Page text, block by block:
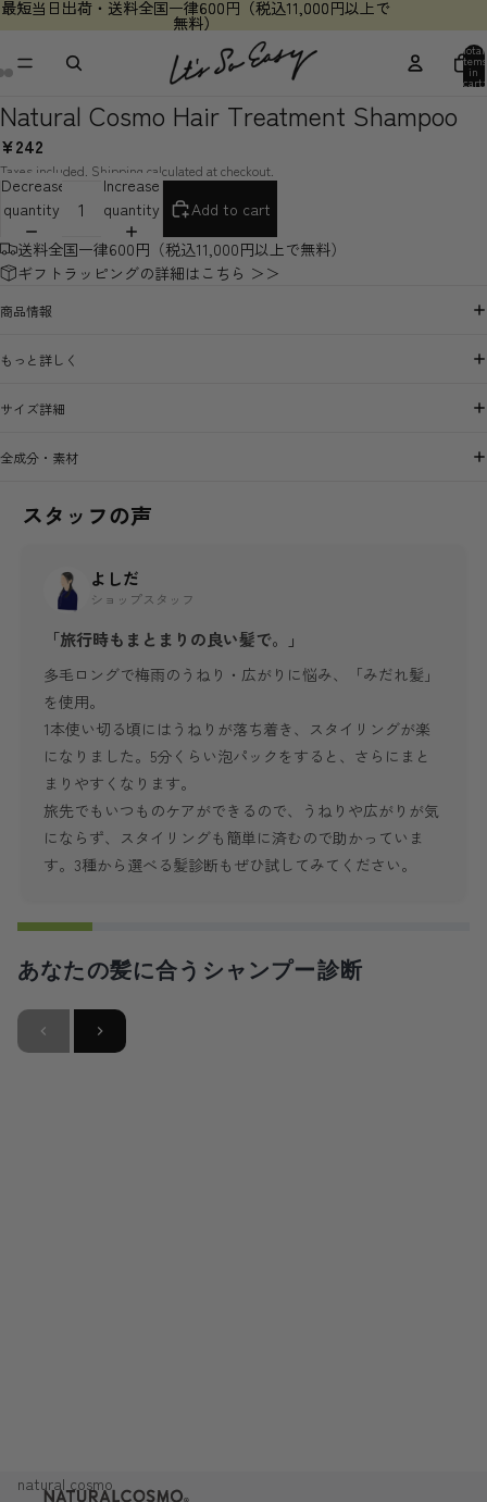
最短当日出荷・送料全国一律600円（税込11,000円以上で
無料）
最短当日出荷・送料全国一律600円（税込11,000円以上で
無料）
Total
items
in
cart:
0
Natural Cosmo Hair Treatment Shampoo
¥242
Taxes included. Shipping calculated at checkout.
Decrease
quantity
Increase
quantity
Add to cart
送料全国一律600円（税込11,000円以上で無料）
ギフトラッピングの詳細はこちら ＞＞
商品情報
もっと詳しく
サイズ詳細
全成分・素材
スタッフの声
よしだ
ショップスタッフ
「旅行時もまとまりの良い髪で。」
多毛ロングで梅雨のうねり・広がりに悩み、「みだれ髪」
を使用。
1本使い切る頃にはうねりが落ち着き、スタイリングが楽
になりました。5分くらい泡パックをすると、さらにまと
まりやすくなります。
旅先でもいつものケアができるので、うねりや広がりが気
にならず、スタイリングも簡単に済むので助かっていま
す。3種から選べる髪診断もぜひ試してみてください。
natural cosmo